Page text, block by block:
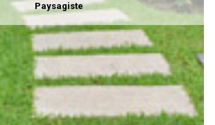
Paysagiste